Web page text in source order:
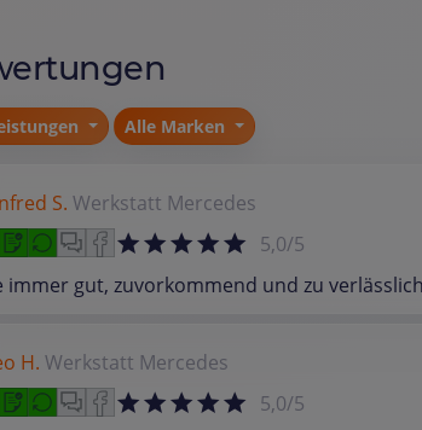
Alle Marken
S. Werkstatt Mercedes
5,0/5
immer gut, zuvorkommend und zu
H. Werkstatt Mercedes
5,0/5